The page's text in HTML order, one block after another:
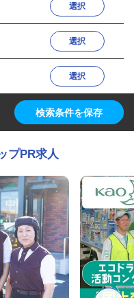
選択
選択
選択
検索条件を保存
プPR求人